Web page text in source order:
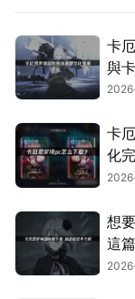
卡
與
卡
化
想
這